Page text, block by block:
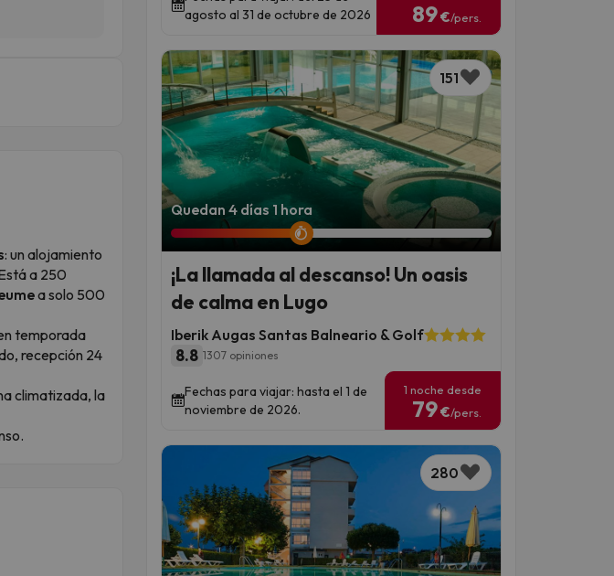
: un alojamiento
a 250
a solo 500
temporada
recepción 24
climatizada, la
agosto al 31 de octubre de 2026
89€/pers.
151
Quedan 4 días 1 hora
¡La llamada al descanso! Un oasis
de calma en Lugo
Iberik Augas Santas Balneario & Golf
8.8 1307 opiniones
Fechas para viajar: hasta el 1 de
noviembre de 2026.
1 noche desde
79€/pers.
280